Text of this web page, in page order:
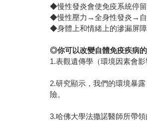
◆慢性發炎會使免疫系統停留
◆慢性壓力→全身性發炎→自
◆身體上和情緒上的滲漏屏障
◎你可以改變自體免疫疾病
1.表觀遺傳學（環境因素會
2.研究顯示，我們的環境暴
險。
3.哈佛大學法撒諾醫師所帶